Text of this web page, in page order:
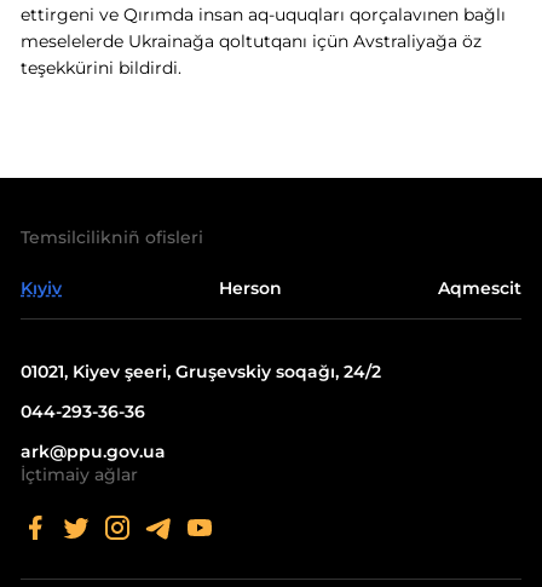
ettirgeni ve Qırımda insan aq-uquqları qorçalavınen bağlı
meselelerde Ukrainağa qoltutqanı içün Avstraliyağa öz
teşekkürini bildirdi.
Temsilcilikniñ ofisleri
Kıyiv Herson Aqmescit
01021, Kiyev şeeri, Gruşevskiy soqağı, 24/2
044-293-36-36
ark@ppu.gov.ua
İçtimaiy ağlar